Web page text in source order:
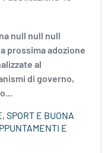
null null null
prossima adozione
al
di governo,
SPORT E BUONA
E